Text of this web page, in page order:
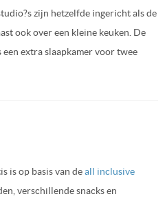
zijn hetzelfde ingericht als de
ook over een kleine keuken. De
extra slaapkamer voor twee
is op basis van deall inclusive
verschillende snacks en